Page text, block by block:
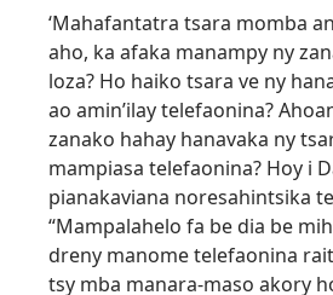
‘Mahafantatra tsara momba
aho, ka afaka manampy ny
loza? Ho haiko tsara ve ny
ao amin’ilay telefaonina?
zanako hahay hanavaka ny
mampiasa telefaonina? Hoy i
pianakaviana noresahintsika
“Mampalahelo fa be dia be
dreny manome telefaonina
tsy mba manara-maso akory